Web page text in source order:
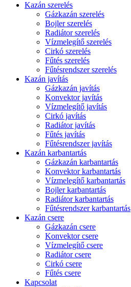
Kazán szerelés
Gázkazán szerelés
Bojler szerelés
Radiátor szerelés
Vízmelegítő szerelés
Cirkó szerelés
Fűtés szerelés
Fűtésrendszer szerelés
Kazán javítás
Gázkazán javítás
Konvektor javítás
Vízmelegítő javítás
Cirkó javítás
Radiátor javítás
Fűtés javítás
Fűtésrendszer javítás
Kazán karbantartás
Gázkazán karbantartás
Konvektor karbantartás
Vízmelegítő karbantartás
Bojler karbantartás
Radiátor karbantartás
Fűtésrendszer karbantartás
Kazán csere
Gázkazán csere
Konvektor csere
Vízmelegítő csere
Radiátor csere
Cirkó csere
Fűtés csere
Kapcsolat